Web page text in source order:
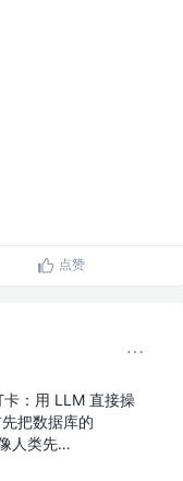
点赞
：用 LLM 直接操
把数据库的
人类先…